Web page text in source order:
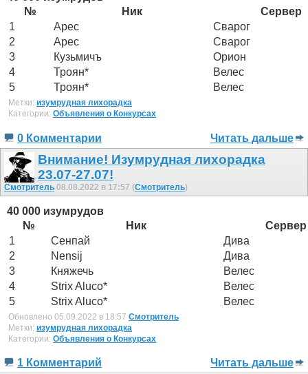
№
Ник
Сервер
1
Арес
Сварог
2
Арес
Сварог
3
Кузьмичъ
Орион
4
Троян*
Велес
5
Троян* Велес
Метки: изумрудная лихорадка
Категории: Объявления о Конкурсах
0 Комментарии Читать дальше
Внимание! Изумрудная лихорадка
23.07-27.07!
Смотритель 08.08.2022 в 17:57 (Смотритель)
40 000 изумрудов
№
Ник
Сервер
1
Сенпай
Дива
2
Nensij
Дива
3
Княжечь
Велес
4
Strix Aluco*
Велес
5
Strix Aluco* Велес
Обновлено 05.09.2022 в 18:57 Смотритель
Метки: изумрудная лихорадка
Категории: Объявления о Конкурсах
1 Комментарий Читать дальше